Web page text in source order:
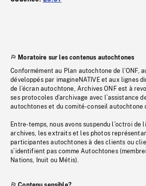
Moratoire sur les contenus autochtones
Conformément au Plan autochtone de l’ONF,
développés par imagineNATIVE et aux lignes
de l’écran autochtone, Archives ONF est à
ses protocoles d’archivage avec l’assistance
autochtones et du comité-conseil autochtone
Entre-temps, nous avons suspendu l’octroi de
archives, les extraits et les photos
participantes autochtones à des clients ou
s’identifient pas comme Autochtones
Nations, Inuit ou Métis).